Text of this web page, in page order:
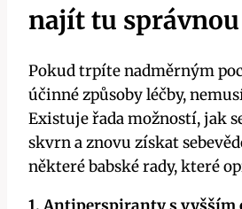
najít tu
Pokud trpíte nadměrným
účinné způsoby léčby,
Existuje řada možností, jak
skvrn a znovu získat
některé babské rady, které